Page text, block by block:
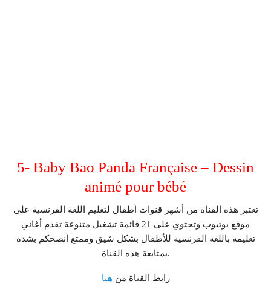
5- Baby Bao Panda Française – Dessin
animé pour bébé
تعتبر هذه القناة من أشهر قنوات أطفال لتعليم اللغة الفرنسية على
موقع يوتيوب وتحتوي على 21 قائمة تشغيل متنوعة تقدم أغاني
تعليمة باللغة الفرنسية للأطفال بشكل شيق وممتع أنصحكم بشدة
بمتابعة هذه القناة.
رابط القناة من هنا